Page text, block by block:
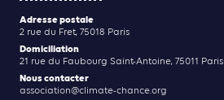
Adresse postale
2 rue du Fret, 75018 Paris
Domiciliation
21 rue du Faubourg Saint-Antoine, 75011 Paris
Nous contacter
association@climate-chance.org